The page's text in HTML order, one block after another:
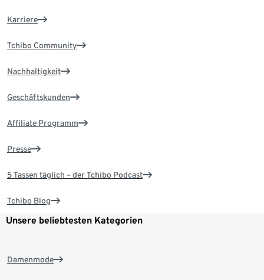
Karriere
Tchibo Community
Nachhaltigkeit
Geschäftskunden
Affiliate Programm
Presse
5 Tassen täglich – der Tchibo Podcast
Tchibo Blog
Unsere beliebtesten Kategorien
Damenmode